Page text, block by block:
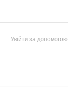
Увійти за допомогою